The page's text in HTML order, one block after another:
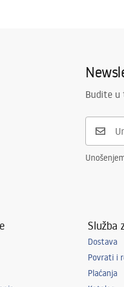
Budite u
Služba
Dostava
Povrati i
Plaćanja